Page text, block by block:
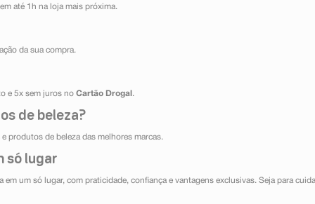
até 1h na loja mais próxima.
da sua compra.
e 5x sem juros no Cartão Drogal .
de beleza?
e produtos de beleza das melhores marcas.
só lugar
um só lugar, com praticidade, confiança e vantagens exclusivas. Seja para